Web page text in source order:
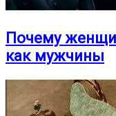
Почему
как мужчины